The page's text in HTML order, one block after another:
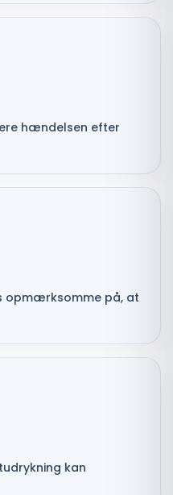
hændelsen efter
opmærksomme på, at
kan